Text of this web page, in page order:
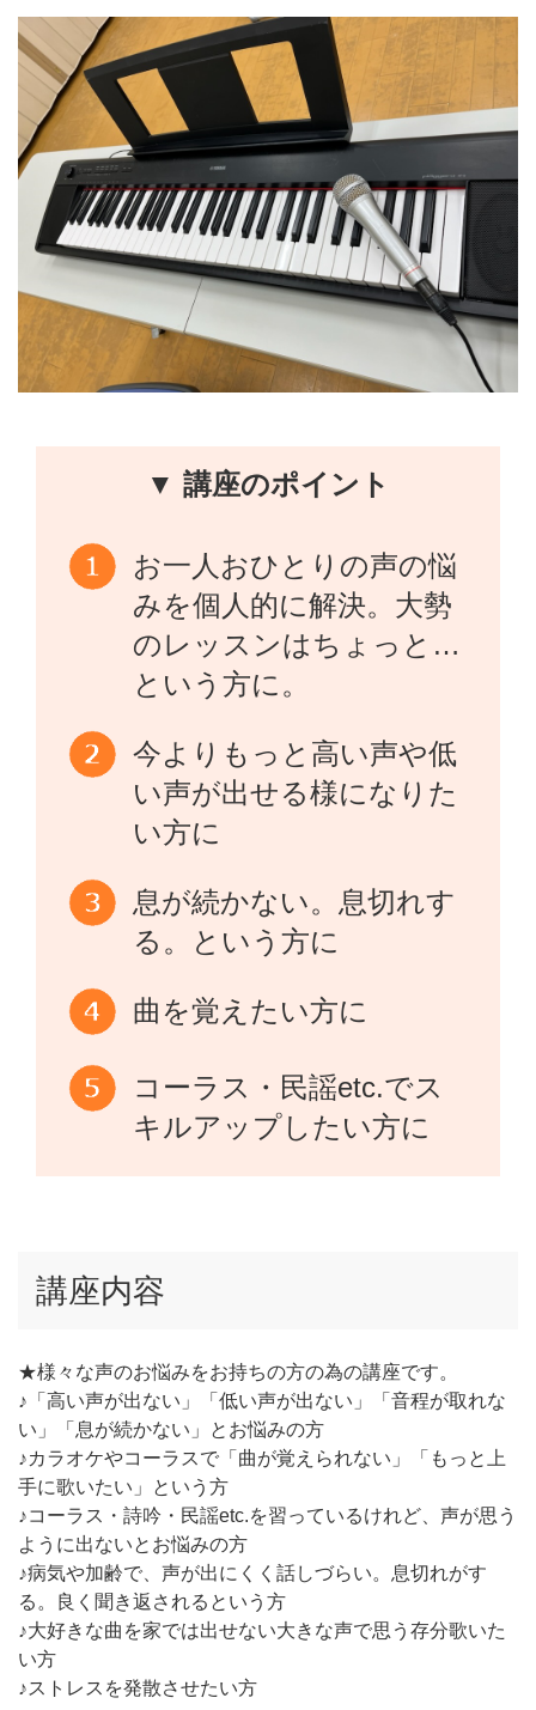
▼ 講座のポイント
お一人おひとりの声の悩
みを個人的に解決。大勢
のレッスンはちょっと…
という方に。
今よりもっと高い声や低
い声が出せる様になりた
い方に
息が続かない。息切れす
る。という方に
曲を覚えたい方に
コーラス・民謡etc.でス
キルアップしたい方に
講座内容
★様々な声のお悩みをお持ちの方の為の講座です。
♪「高い声が出ない」「低い声が出ない」「音程が取れな
い」「息が続かない」とお悩みの方
♪カラオケやコーラスで「曲が覚えられない」「もっと上
手に歌いたい」という方
♪コーラス・詩吟・民謡etc.を習っているけれど、声が思う
ように出ないとお悩みの方
♪病気や加齢で、声が出にくく話しづらい。息切れがす
る。良く聞き返されるという方
♪大好きな曲を家では出せない大きな声で思う存分歌いた
い方
♪ストレスを発散させたい方